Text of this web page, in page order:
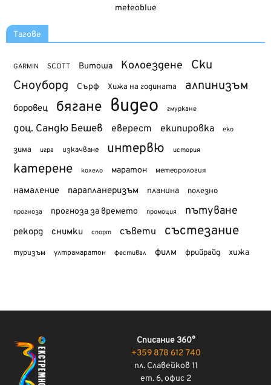
meteoblue
Тагове
GARMIN SCOTT Витоша Колоездене Ски
Сноуборд Сърф Хижа на годината алпинизъм
боровец бягане видео гмуркане
доц. Сандю Бешев еверест екипировка еко
зима игра изкачване интервю история
катерене колело маратон метеорология
намаление парапланеризъм планина полезно
прогноза прогноза за времето промоция пътуване
рекорд снимки спорт съвети състезание
туризъм ултрамаратон фестивал филм фрийрайд хижа
Списание 360°
+359 878 612 740
пл. Славейков 11
ет. 6, офис 2